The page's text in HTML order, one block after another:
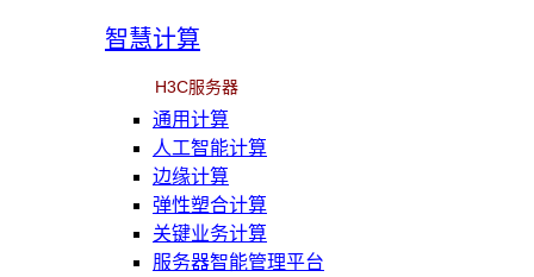
智慧计算
H3C服务器
通用计算
人工智能计算
边缘计算
弹性塑合计算
关键业务计算
服务器智能管理平台